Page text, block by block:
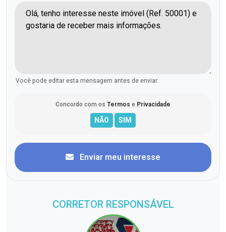
Você pode editar esta mensagem antes de enviar.
Concordo com os Termos e Privacidade
Enviar meu interesse
CORRETOR RESPONSÁVEL